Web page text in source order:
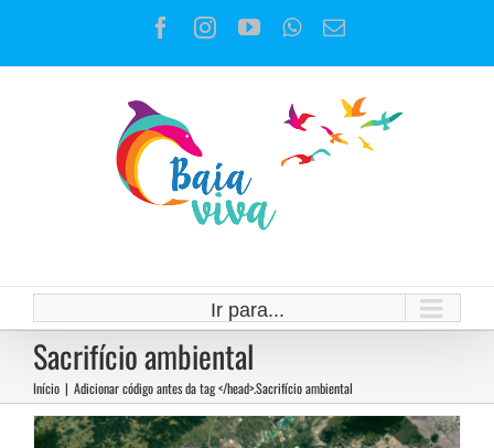
o
Facebook
Instagram
YouTubeWhatsApp
E-
Ir para...
Sacrifício ambiental
Início | Adicionar código antes da tag </head>.Sacrifício ambiental
Qual o preço da energia da Baía
de Sepetiba?
Notícias